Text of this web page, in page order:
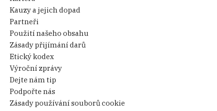
Kauzy a jejich dopad
Partneři
Použití našeho obsahu
Zásady přijímání darů
Etický kodex
Výroční zprávy
Dejte nám tip
Podpořte nás
Zásady používání souborů cookie